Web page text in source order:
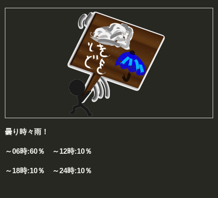
曇り時々雨！
～06時:60％ ～12時:10％
～18時:10％ ～24時:10％